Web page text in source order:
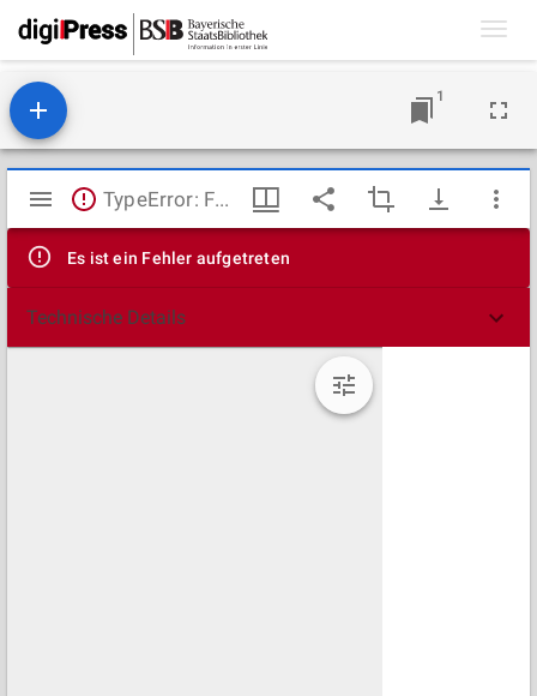
1
Mirador
Viewer
TypeError: Failed to fetch
Es ist ein Fehler aufgetreten
Technische Details